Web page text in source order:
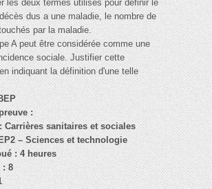
les deux termes utilisés pour définir le
dus a une maladie, le nombre de
par la maladie.
A peut être considérée comme une
sociale. Justifier cette
indiquant la définition d'une telle
:
Carrières sanitaires et sociales
– Sciences et technologie
: 4 heures
: 8